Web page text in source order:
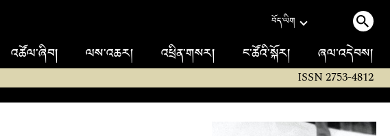
བོད་ཡིག
འཚོལ་ཞིབ། ལས་འཆར། འཕྲིན་གསར། ང་ཚོའི་སྐོར། ཞལ་འདེབས།
ISSN 2753-4812